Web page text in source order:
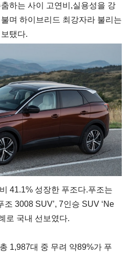
하는 사이 고연비 ,실용성을 강
며 하이브리드 최강자라 불리는
탰다.
41.1% 성장한 푸조다.푸조는
조 3008 SUV’, 7인승 SUV ‘Ne
로 국내 선보였다.
총 1,987대 중 무려 약89%가 푸